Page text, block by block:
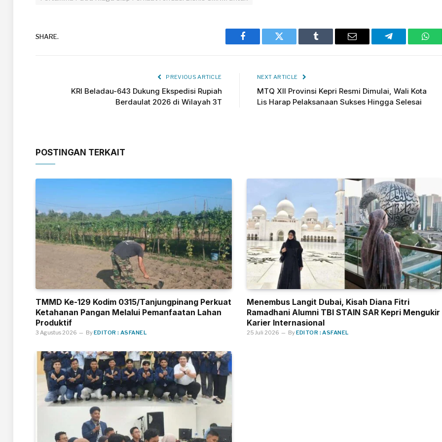
SHARE.
Facebook Twitter Tumblr Email Telegram
PREVIOUS ARTICLE
KRI Beladau-643 Dukung Ekspedisi Rupiah
Berdaulat 2026 di Wilayah 3T
NEXT ARTICLE
MTQ XII Provinsi Kepri Resmi Dimulai, Wali Kota
Lis Harap Pelaksanaan Sukses Hingga Selesai
POSTINGAN TERKAIT
TMMD Ke-129 Kodim 0315/Tanjungpinang Perkuat
Ketahanan Pangan Melalui Pemanfaatan Lahan
Produktif
3 Agustus 2026 ByEDITOR : ASFANEL
Menembus Langit Dubai, Kisah Diana Fitri
Ramadhani Alumni TBI STAIN SAR Kepri Mengukir
Karier Internasional
25 Juli 2026 ByEDITOR : ASFANEL